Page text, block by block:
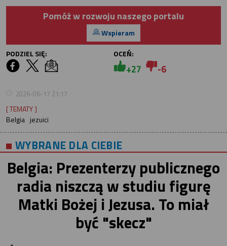
Pomóż w rozwoju naszego portalu
Wspieram
PODZIEL SIĘ:
OCEŃ:
+27 -6
2026-06-17 21:17
[ TEMATY ]
Belgia jezuici
WYBRANE DLA CIEBIE
Belgia: Prezenterzy publicznego
radia niszczą w studiu figurę
Matki Bożej i Jezusa. To miał
być "skecz"